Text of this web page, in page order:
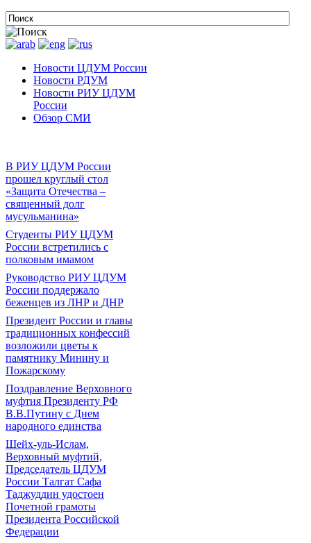
Новости ЦДУМ России
Новости РДУМ
Новости РИУ ЦДУМ
России
Обзор СМИ
В РИУ ЦДУМ России
прошел круглый стол
«Защита Отечества –
священный долг
мусульманина»
Студенты РИУ ЦДУМ
России встретились с
полковым имамом
Руководство РИУ ЦДУМ
России поддержало
беженцев из ЛНР и ДНР
Президент России и главы
традиционных конфессий
возложили цветы к
памятнику Минину и
Пожарскому
Поздравление Верховного
муфтия Президенту РФ
В.В.Путину с Днем
народного единства
Шейх-уль-Ислам,
Верховный муфтий,
Председатель ЦДУМ
России Талгат Сафа
Таджуддин удостоен
Почетной грамоты
Президента Российской
Федерации